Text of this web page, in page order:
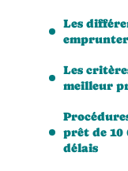
Les
Les
meilleur
prêt de 10
délais